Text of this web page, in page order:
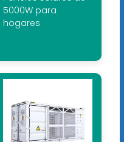
5000W para
hogares